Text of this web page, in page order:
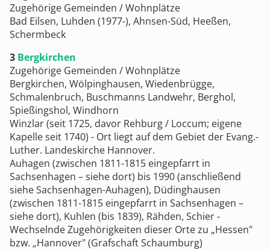
Zugehörige Gemeinden / Wohnplätze
Bad Eilsen, Luhden (1977-), Ahnsen-Süd, Heeßen,
Schermbeck
3 Bergkirchen
Zugehörige Gemeinden / Wohnplätze
Bergkirchen, Wölpinghausen, Wiedenbrügge,
Schmalenbruch, Buschmanns Landwehr, Berghol,
Spießingshol, Windhorn
Winzlar (seit 1725, davor Rehburg / Loccum; eigene
Kapelle seit 1740) - Ort liegt auf dem Gebiet der Evang.-
Luther. Landeskirche Hannover.
Auhagen (zwischen 1811-1815 eingepfarrt in
Sachsenhagen – siehe dort) bis 1990 (anschließend
siehe Sachsenhagen-Auhagen), Düdinghausen
(zwischen 1811-1815 eingepfarrt in Sachsenhagen –
siehe dort), Kuhlen (bis 1839), Rähden, Schier -
Wechselnde Zugehörigkeiten dieser Orte zu „Hessen"
bzw. „Hannover" (Grafschaft Schaumburg)